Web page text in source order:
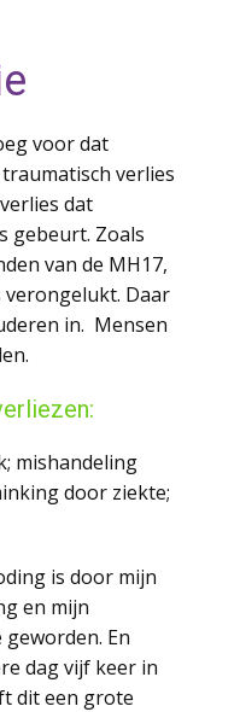
voor dat
verlies
dat
gebeurt. Zoals
van de MH17,
verongelukt. Daar
in. Mensen
mishandeling
door ziekte;
is door mijn
en mijn
En
dag vijf keer in
dit een grote